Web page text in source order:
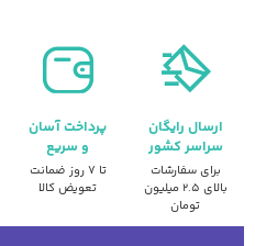
ارسال رایگان
سراسر کشور
برای سفارشات
بالای ۲.۵ میلیون
تومان
پرداخت آسان
و سریع
تا ۷ روز ضمانت
تعویض کالا